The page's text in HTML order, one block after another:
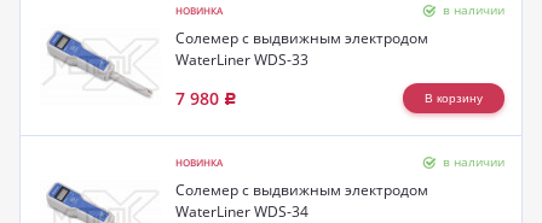
НОВИНКА в наличии
Солемер с выдвижным электродом
WaterLiner WDS-33
7 980 Р
НОВИНКА в наличии
Солемер с выдвижным электродом
WaterLiner WDS-34